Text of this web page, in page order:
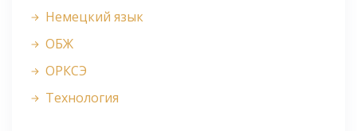
Немецкий язык
ОБЖ
ОРКСЭ
Технология